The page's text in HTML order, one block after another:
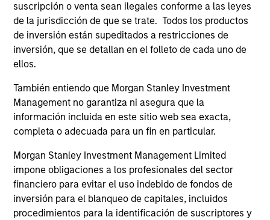
suscripción o venta sean ilegales conforme a las leyes
de la jurisdicción de que se trate. Todos los productos
de inversión están supeditados a restricciones de
inversión, que se detallan en el folleto de cada uno de
ellos.
También entiendo que Morgan Stanley Investment
Management no garantiza ni asegura que la
información incluida en este sitio web sea exacta,
completa o adecuada para un fin en particular.
Morgan Stanley Investment Management Limited
impone obligaciones a los profesionales del sector
financiero para evitar el uso indebido de fondos de
inversión para el blanqueo de capitales, incluidos
procedimientos para la identificación de suscriptores y
An in-depth review of the US and European
High Yield markets.
10-JUL-2026